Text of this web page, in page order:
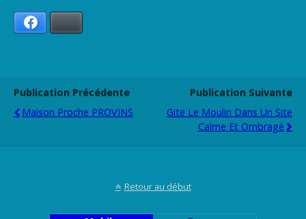
Publication Précédente
Maison Proche PROVINS
Publication Suivante
Gite Le Moulin Dans Un Site
Calme Et Ombragé
Retour au début